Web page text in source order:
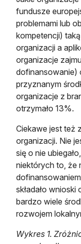
fundusze
problemami lub
kompetencji)
organizacji a
organizacje
dofinansowanie)
przyznanym
organizacje z
otrzymało 13%.
Ciekawe jest też
organizacji. Nie
się o nie
niektórych to, że
składało
bardzo wiele
rozwojem
Wykres 1.